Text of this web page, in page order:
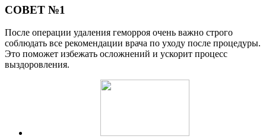
СОВЕТ №1
После операции удаления геморроя очень важно строго
соблюдать все рекомендации врача по уходу после процедуры.
Это поможет избежать осложнений и ускорит процесс
выздоровления.